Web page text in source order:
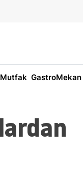
GastroMekan